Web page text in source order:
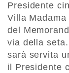
Presidente
Villa
del
via della
sarà servita
il Presidente